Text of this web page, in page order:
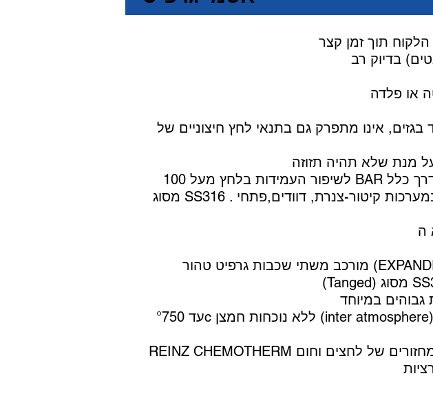
אינו מתפרק גם בתנאי לחץ חיצוניים של
לשיפור העמידות בלחץ מעל 100 BAR מיוצרים האטמים עם טבעות חיזוק פנימיות מפלדת על חלד, בדרך כלל
מסוג SS316 . אטמים אלה מצטיינים באטימות גבוהה לגזים ונפוצים במיוחד במערכות קיטור-צנרת, דוודים,פתחי
מורכב משתי שכבות גרפיט טהור (EXPANDED GRAPHITE) עם חיזוק פנימי של לוח פלדת על חלד מחורר
עד °750c ללא נוכחות חמצן (inter atmosphere) ועד °500c בקיטור. טמפ' העבודה המומלצות בנוכחות חמצן מ